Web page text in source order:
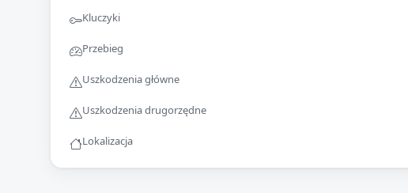
Kluczyki
Przebieg
Uszkodzenia główne
Uszkodzenia drugorzędne
Lokalizacja